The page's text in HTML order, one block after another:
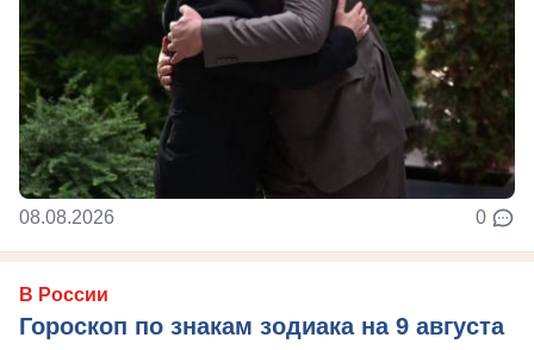
08.08.2026 0
В России
Гороскоп по знакам зодиака на 9 августа